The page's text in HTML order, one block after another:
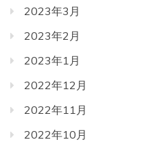
2023年3月
2023年2月
2023年1月
2022年12月
2022年11月
2022年10月